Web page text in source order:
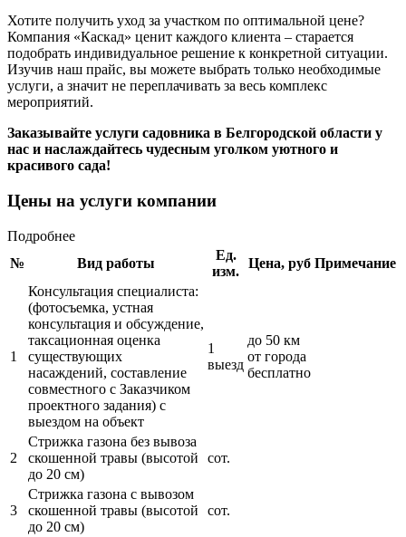
Хотите получить уход за участком по оптимальной цене?
Компания «Каскад» ценит каждого клиента – старается
подобрать индивидуальное решение к конкретной ситуации.
Изучив наш прайс, вы можете выбрать только необходимые
услуги, а значит не переплачивать за весь комплекс
мероприятий.
Заказывайте услуги садовника в Белгородской области у
нас и наслаждайтесь чудесным уголком уютного и
красивого сада!
Цены на услуги компании
Подробнее
№
Вид работы
Ед.
изм.
Цена, руб Примечание
1
Консультация специалиста:
(фотосъемка, устная
консультация и обсуждение,
таксационная оценка
существующих
насаждений, составление
совместного с Заказчиком
проектного задания) с
выездом на объект
1
выезд
до 50 км
от города
бесплатно
2
Стрижка газона без вывоза
скошенной травы (высотой
до 20 см)
сот.
3
Стрижка газона с вывозом
скошенной травы (высотой
до 20 см)
сот.